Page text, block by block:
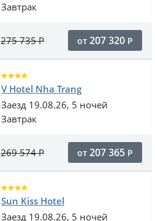
Завтрак
275 735Р от 207 320 Р
V Hotel Nha Trang
Заезд 19.08.26, 5 ночей
Завтрак
269 574Р от 207 365 Р
Sun Kiss Hotel
Заезд 19.08.26, 5 ночей